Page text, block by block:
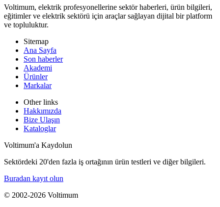
Voltimum, elektrik profesyonellerine sektör haberleri, ürün bilgileri,
eğitimler ve elektrik sektörü için araçlar sağlayan dijital bir platform
ve topluluktur.
Sitemap
Ana Sayfa
Son haberler
Akademi
Ürünler
Markalar
Other links
Hakkımızda
Bize Ulaşın
Kataloglar
Voltimum'a Kaydolun
Sektördeki 20'den fazla iş ortağının ürün testleri ve diğer bilgileri.
Buradan kayıt olun
© 2002-2026 Voltimum